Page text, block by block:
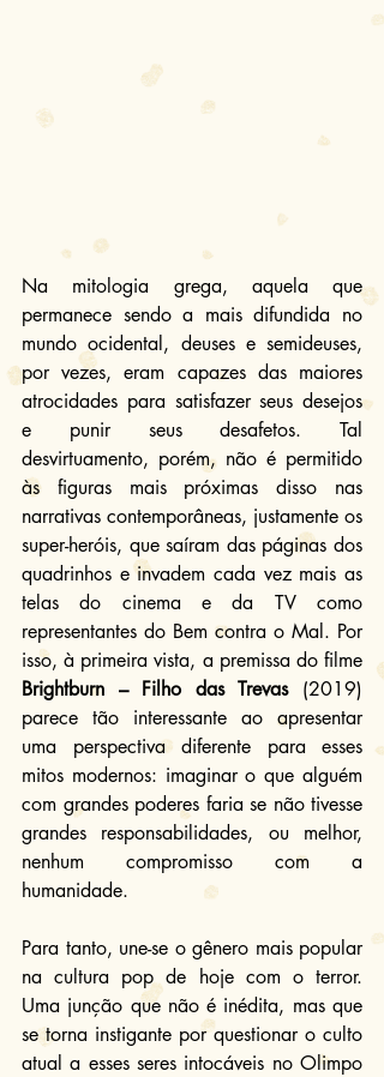
Na mitologia grega, aquela que
permanece sendo a mais difundida no
mundo ocidental, deuses e semideuses,
por vezes, eram capazes das maiores
atrocidades para satisfazer seus desejos
e punir seus desafetos. Tal
desvirtuamento, porém, não é permitido
às figuras mais próximas disso nas
narrativas contemporâneas, justamente os
super-heróis, que saíram das páginas dos
quadrinhos e invadem cada vez mais as
telas do cinema e da TV como
representantes do Bem contra o Mal. Por
Brightburn – Filho das Trevas (2019)
parece tão interessante ao apresentar
uma perspectiva diferente para esses
mitos modernos: imaginar o que alguém
com grandes poderes faria se não tivesse
grandes responsabilidades, ou melhor,
nenhum compromisso com a
humanidade.
Para tanto, une-se o gênero mais popular
na cultura pop de hoje com o terror.
Uma junção que não é inédita, mas que
se torna instigante por questionar o culto
atual a esses seres intocáveis no Olimpo